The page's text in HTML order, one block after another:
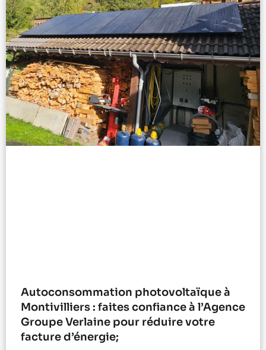
Autoconsommation photovoltaïque à
Montivilliers : faites confiance à l’Agence
Groupe Verlaine pour réduire votre
facture d’énergie;